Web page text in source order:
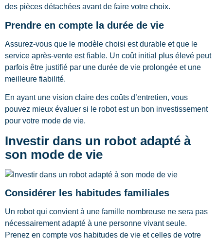
des pièces détachées avant de faire votre choix.
Prendre en compte la durée de vie
Assurez-vous que le modèle choisi est durable et que le
service après-vente est fiable. Un coût initial plus élevé peut
parfois être justifié par une durée de vie prolongée et une
meilleure fiabilité.
En ayant une vision claire des coûts d’entretien, vous
pouvez mieux évaluer si le robot est un bon investissement
pour votre mode de vie.
Investir dans un robot adapté à
son mode de vie
Considérer les habitudes familiales
Un robot qui convient à une famille nombreuse ne sera pas
nécessairement adapté à une personne vivant seule.
Prenez en compte vos habitudes de vie et celles de votre